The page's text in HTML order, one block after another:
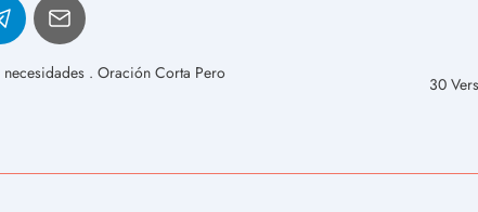
. Oración Corta Pero
30